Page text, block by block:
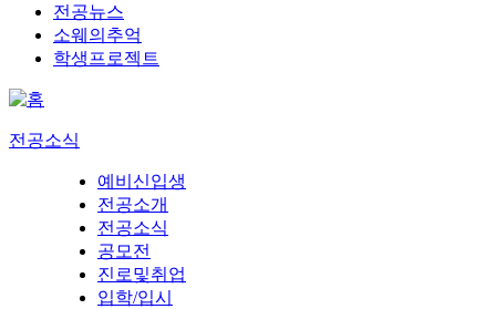
전공뉴스
소웨의추억
학생프로젝트
전공소식
예비신입생
전공소개
전공소식
공모전
진로및취업
입학/입시